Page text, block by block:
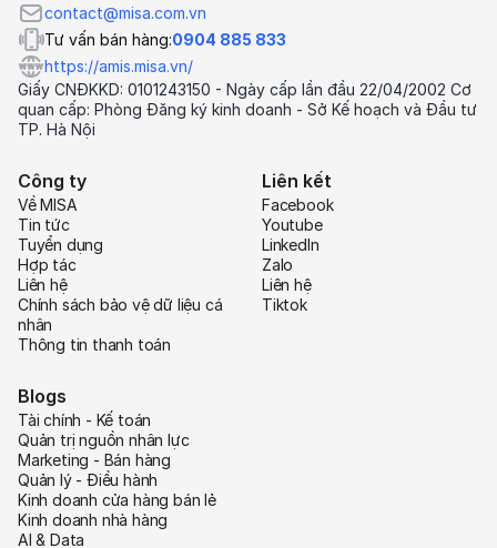
contact@misa.com.vn
Tư vấn bán hàng:0904 885 833
https://amis.misa.vn/
Giấy CNĐKKD: 0101243150 - Ngày cấp lần đầu 22/04/2002 Cơ
quan cấp: Phòng Đăng ký kinh doanh - Sở Kế hoạch và Đầu tư
TP. Hà Nội
Công ty
Về MISA
Tin tức
Tuyển dụng
Hợp tác
Liên hệ
Chính sách bảo vệ dữ liệu cá
nhân
Thông tin thanh toán
Liên kết
Facebook
Youtube
LinkedIn
Zalo
Liên hệ
Tiktok
Blogs
Tài chính - Kế toán
Quản trị nguồn nhân lực
Marketing - Bán hàng
Quản lý - Điều hành
Kinh doanh cửa hàng bán lẻ
Kinh doanh nhà hàng
AI & Data